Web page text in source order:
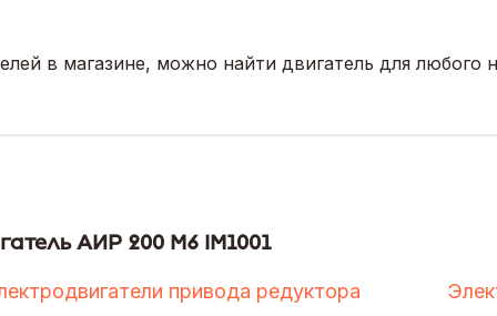
в магазине, можно найти двигатель для любого
АИР 200 М6 IM1001
привода редуктора